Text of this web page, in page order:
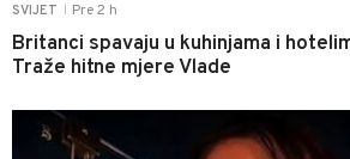
SVIJET Pre 2 h
Britanci spavaju u kuhinjama i
Traže hitne mjere Vlade